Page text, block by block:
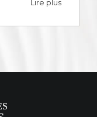
Lire plus